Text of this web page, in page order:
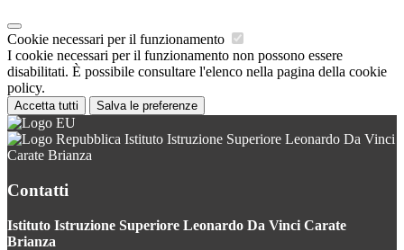
Cookie necessari per il funzionamento
I cookie necessari per il funzionamento non possono essere
disabilitati. È possibile consultare l'elenco nella pagina della cookie
policy.
Accetta tutti Salva le preferenze
Istituto Istruzione Superiore Leonardo Da Vinci
Carate Brianza
Contatti
Istituto Istruzione Superiore Leonardo Da Vinci Carate
Brianza